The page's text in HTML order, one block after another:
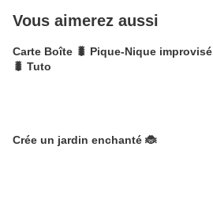
Vous aimerez aussi
Carte Boîte 🐛 Pique-Nique improvisé
🐛 Tuto
Crée un jardin enchanté 🐞